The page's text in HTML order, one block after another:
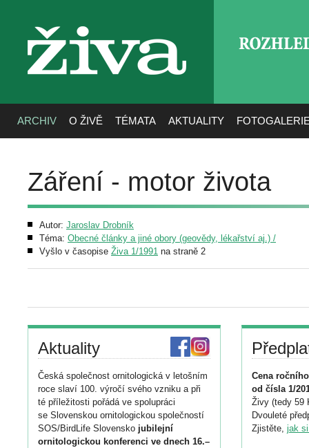
živa
ARCHIV O ŽIVĚ TÉMATA AKTUALITY
Záření - motor života
Autor: Jaroslav Drobník
Téma: Obecné články a jiné obory (geovědy, lékařství aj.) /
Vyšlo v časopise Živa 1/1991 na straně 2
Aktuality
Česká společnost ornitologická v letošním
roce slaví 100. výročí svého vzniku a při
té příležitosti pořádá ve spolupráci
se Slovenskou ornitologickou společností
SOS/BirdLife Slovensko jubilejní
ornitologickou konferenci ve dnech 16.–
Cena
od čísla 1/
Živy (tedy 59
Dvouleté
Zjistěte, jak